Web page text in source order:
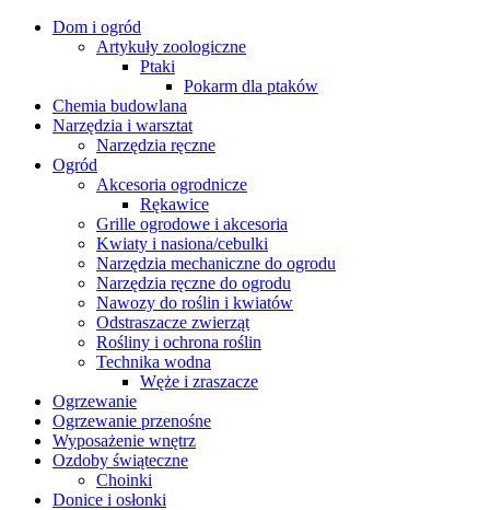
Dom i ogród
Artykuły zoologiczne
Ptaki
Pokarm dla ptaków
Chemia budowlana
Narzędzia i warsztat
Narzędzia ręczne
Ogród
Akcesoria ogrodnicze
Rękawice
Grille ogrodowe i akcesoria
Kwiaty i nasiona/cebulki
Narzędzia mechaniczne do ogrodu
Narzędzia ręczne do ogrodu
Nawozy do roślin i kwiatów
Odstraszacze zwierząt
Rośliny i ochrona roślin
Technika wodna
Węże i zraszacze
Ogrzewanie
Ogrzewanie przenośne
Wyposażenie wnętrz
Ozdoby świąteczne
Choinki
Donice i osłonki